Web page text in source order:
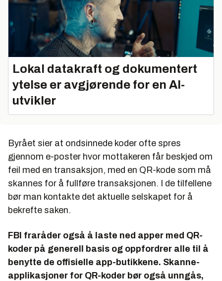
Lokal datakraft og dokumentert
ytelse er avgjørende for en AI-
utvikler
Byrået sier at ondsinnede koder ofte spres
gjennom e-poster hvor mottakeren får beskjed om
feil med en transaksjon, med en QR-kode som må
skannes for å fullføre transaksjonen. I de tilfellene
bør man kontakte det aktuelle selskapet for å
bekrefte saken.
FBI fraråder også å laste ned apper med QR-
koder på generell basis og oppfordrer alle til å
benytte de offisielle app-butikkene. Skanne-
applikasjoner for QR-koder bør også unngås,